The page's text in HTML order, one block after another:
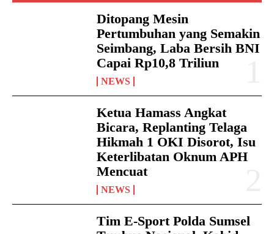
Ditopang Mesin
Pertumbuhan yang Semakin
Seimbang, Laba Bersih BNI
Capai Rp10,8 Triliun
NEWS
Ketua Hamass Angkat
Bicara, Replanting Telaga
Hikmah 1 OKI Disorot, Isu
Keterlibatan Oknum APH
Mencuat
NEWS
Tim E-Sport Polda Sumsel